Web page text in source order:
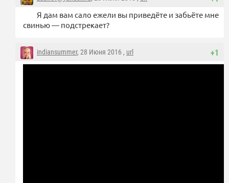
Я дам вам сало ежели вы приведёте и забьёте мне
свинью — подстрекает?
+1
indiansummer, 28 Июня 2016 , url